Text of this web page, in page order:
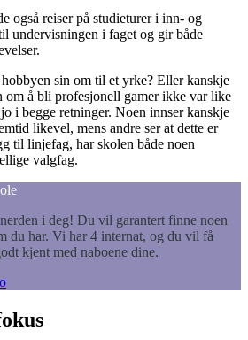
også reiser på studieturer i inn- og
undervisningen i faget og gir både
sin om til et yrke? Eller kanskje
om å bli profesjonell gamer ikke var like
i begge retninger. Noen innser kanskje
likevel, mens andre ser at dette er
til linjefag, har skolen både noen
valgfag.
i deg! Du vil garantert finne noen
du har. Vi har 4 internat, og du vil få
kjent med naboene dine.